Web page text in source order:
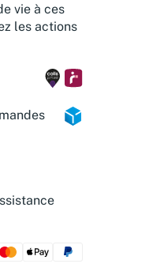
vie à ces
les actions